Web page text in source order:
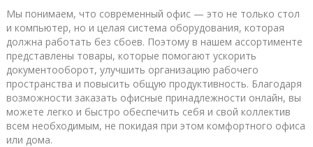
Мы понимаем, что современный офис — это не только стол
и компьютер, но и целая система оборудования, которая
должна работать без сбоев. Поэтому в нашем ассортименте
представлены товары, которые помогают ускорить
документооборот, улучшить организацию рабочего
пространства и повысить общую продуктивность. Благодаря
возможности заказать офисные принадлежности онлайн, вы
можете легко и быстро обеспечить себя и свой коллектив
всем необходимым, не покидая при этом комфортного офиса
или дома.